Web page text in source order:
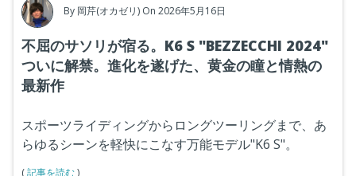
By 岡芹(オカゼリ) On 2026年5月16日
不屈のサソリが宿る。K6 S "BEZZECCHI 2024"
ついに解禁。進化を遂げた、黄金の瞳と情熱の
最新作
スポーツライディングからロングツーリングまで、あ
らゆるシーンを軽快にこなす万能モデル"K6 S"。
(記事を読む)